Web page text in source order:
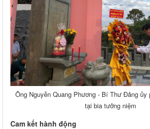
Ông Nguyễn Quang Phương - Bí Thư Đảng ủy
tại bia tưởng niệm
Cam kết hành động